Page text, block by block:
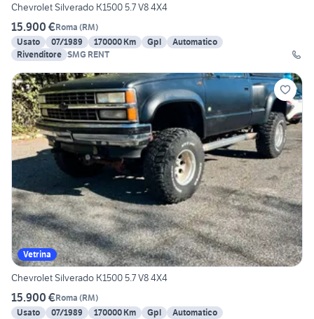
Chevrolet Silverado K1500 5.7 V8 4X4
15.900 €Roma (RM)
Usato
07/1989 170000 Km Gpl
Automatico
Rivenditore SMG RENT
Vetrina
Chevrolet Silverado K1500 5.7 V8 4X4
15.900 €Roma (RM)
Usato
07/1989 170000 Km Gpl
Automatico